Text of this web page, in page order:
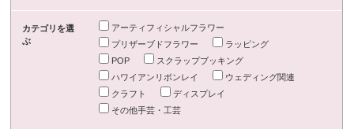
カテゴリを選
ぶ
アーティフィシャルフラワー
プリザーブドフラワー
ラッピング
POP
スクラップブッキング
ハワイアンリボンレイ
ウェディング関連
クラフト
ディスプレイ
その他手芸・工芸